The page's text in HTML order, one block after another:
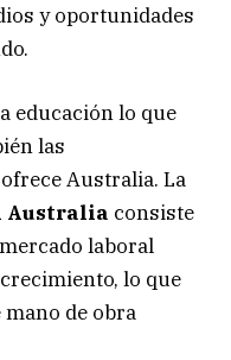
y oportunidades
educación lo que
las
Australia. La
Australia consiste
laboral
lo que
de obra